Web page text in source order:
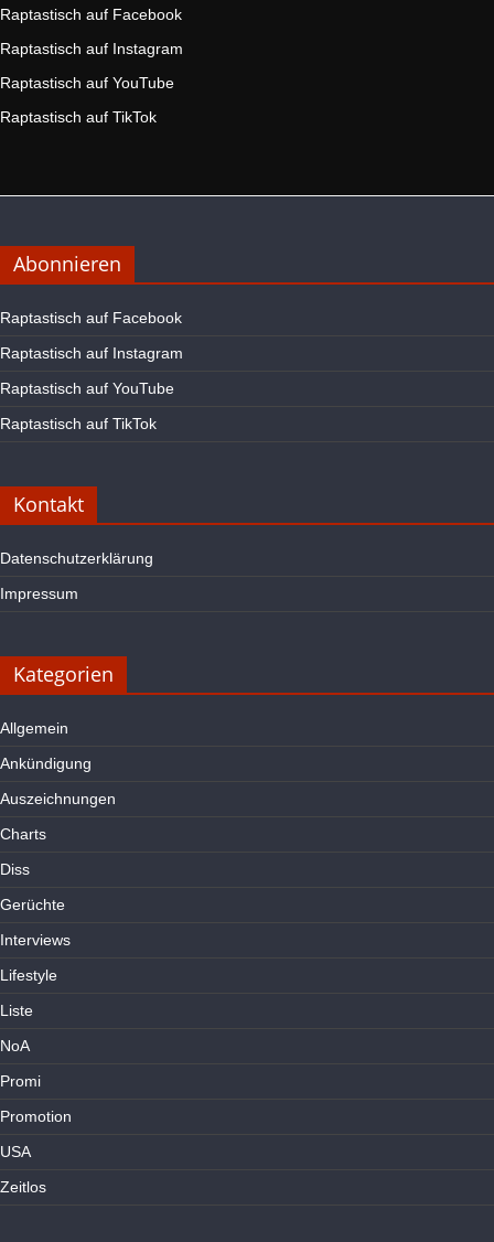
Raptastisch auf Facebook
Raptastisch auf Instagram
Raptastisch auf YouTube
Raptastisch auf TikTok
Abonnieren
Raptastisch auf Facebook
Raptastisch auf Instagram
Raptastisch auf YouTube
Raptastisch auf TikTok
Kontakt
Datenschutzerklärung
Impressum
Kategorien
Allgemein
Ankündigung
Auszeichnungen
Charts
Diss
Gerüchte
Interviews
Lifestyle
Liste
NoA
Promi
Promotion
USA
Zeitlos